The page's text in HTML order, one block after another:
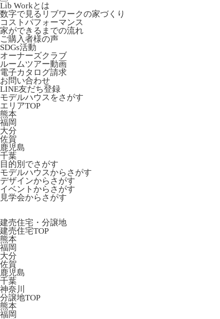
Lib Workとは
数字で見るリブワークの家づくり
コストパフォーマンス
家ができるまでの流れ
ご購入者様の声
SDGs活動
オーナーズクラブ
ルームツアー動画
電子カタログ請求
お問い合わせ
LINE友だち登録
モデルハウスをさがす
エリアTOP
熊本
福岡
大分
佐賀
鹿児島
千葉
目的別でさがす
モデルハウスからさがす
デザインからさがす
イベントからさがす
見学会からさがす
建売住宅・分譲地
建売住宅TOP
熊本
福岡
大分
佐賀
鹿児島
千葉
神奈川
分譲地TOP
熊本
福岡